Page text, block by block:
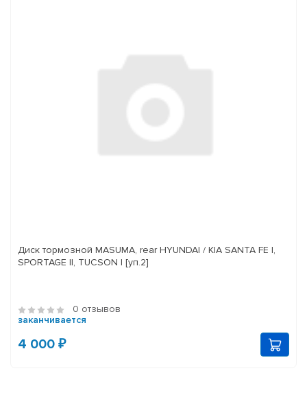
Диск тормозной MASUMA, rear HYUNDAI / KIA SANTA FE I,
SPORTAGE II, TUCSON I [уп.2]
0 отзывов
заканчивается
4 000 ₽